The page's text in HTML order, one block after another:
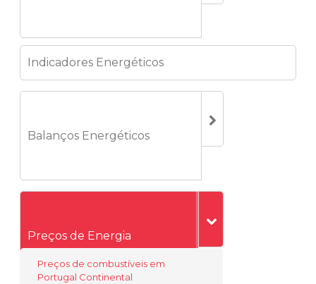
Indicadores Energéticos
Balanços Energéticos
Preços de Energia
Preços de combustíveis em
Portugal Continental